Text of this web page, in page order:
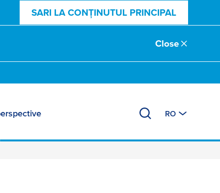
SARI LA CONȚINUTUL PRINCIPAL
Close
RO